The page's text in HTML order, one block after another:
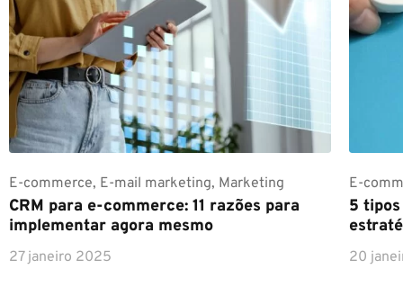
E-commerce, E-mail marketing, Marketing
CRM para e-commerce: 11 razões para
implementar agora mesmo
27 janeiro 2025
E-
5
20